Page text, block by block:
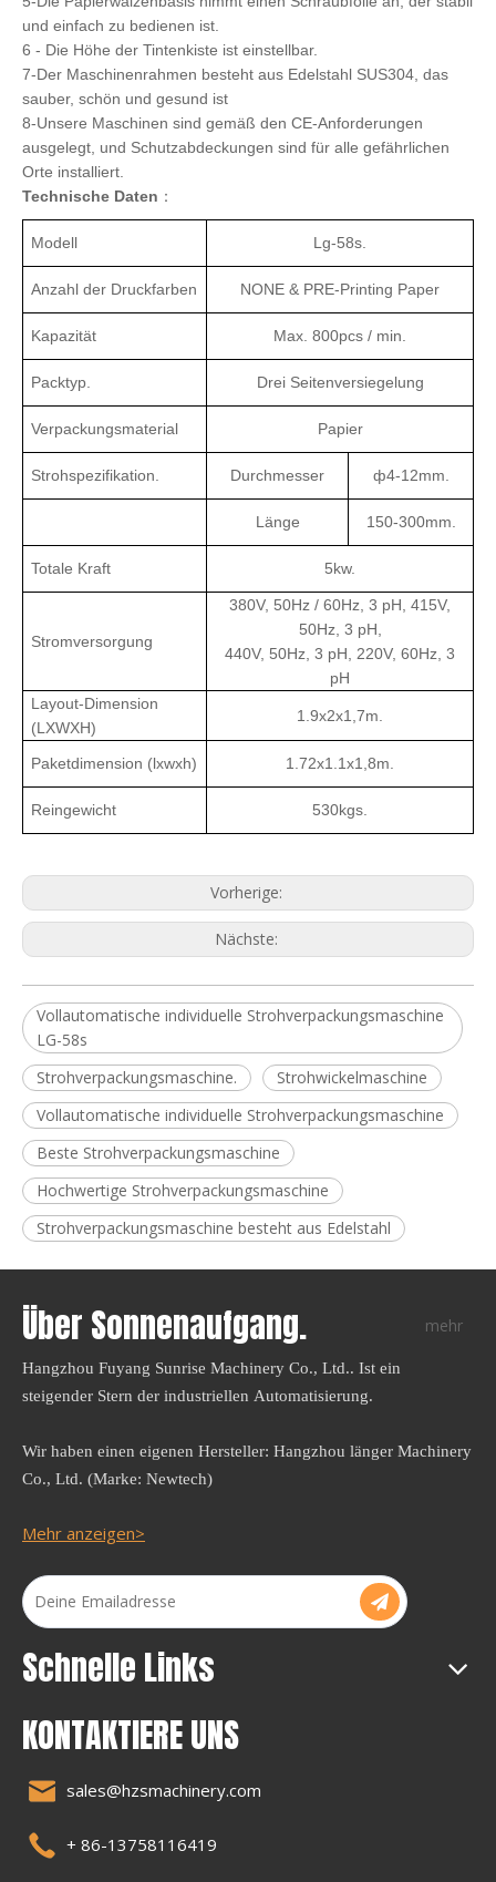
und einfach zu bedienen ist.
6 - Die Höhe der Tintenkiste ist einstellbar.
7-Der Maschinenrahmen besteht aus Edelstahl SUS304, das
sauber, schön und gesund ist
8-Unsere Maschinen sind gemäß den CE-Anforderungen
ausgelegt, und Schutzabdeckungen sind für alle gefährlichen
Orte installiert.
Technische Daten ：
Modell Lg-58s.
Anzahl der Druckfarben NONE & PRE-Printing Paper
Kapazität Max. 800pcs / min.
Packtyp. Drei Seitenversiegelung
Verpackungsmaterial Papier
Strohspezifikation. Durchmesser ф4-12mm.
Länge 150-300mm.
Totale Kraft 5kw.
Stromversorgung
380V, 50Hz / 60Hz, 3 pH, 415V,
50Hz, 3 pH,
440V, 50Hz, 3 pH, 220V, 60Hz, 3
pH
Layout-Dimension
(LXWXH)
1.9x2x1,7m.
Paketdimension (lxwxh) 1.72x1.1x1,8m.
Reingewicht 530kgs.
Vorherige:
Nächste:
Vollautomatische individuelle Strohverpackungsmaschine
LG-58s
Strohverpackungsmaschine.
Strohwickelmaschine
Vollautomatische individuelle Strohverpackungsmaschine
Beste Strohverpackungsmaschine
Hochwertige Strohverpackungsmaschine
Strohverpackungsmaschine besteht aus Edelstahl
Über Sonnenaufgang. mehr
Hangzhou Fuyang Sunrise Machinery Co., Ltd.. Ist ein
steigender Stern der industriellen Automatisierung.
Wir haben einen eigenen Hersteller: Hangzhou länger Machinery
Co., Ltd. (Marke: Newtech)
Mehr anzeigen>
Schnelle Links
KONTAKTIERE UNS
sales@hzsmachinery.com
+ 86-13758116419